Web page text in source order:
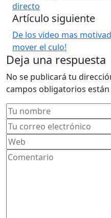
directo
Artículo siguiente
De los video mas
mover el culo!
Deja una respuesta
No se publicará tu
campos obligatorios